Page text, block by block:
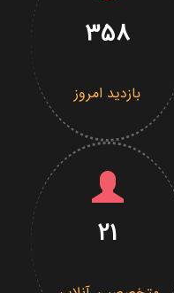
358
بازدید امروز
21